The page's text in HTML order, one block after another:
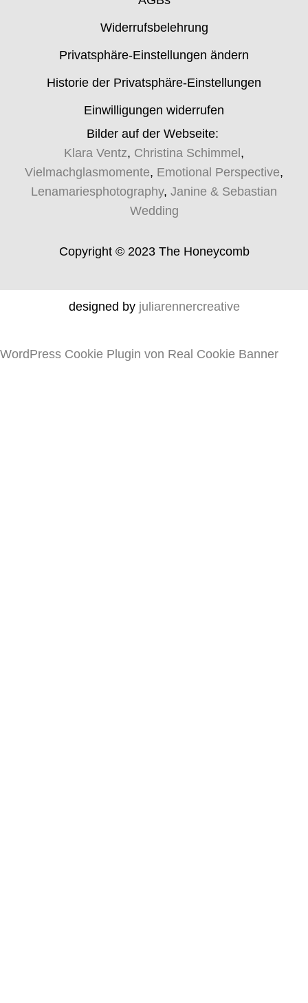
Widerrufsbelehrung
Privatsphäre-Einstellungen ändern
Historie der Privatsphäre-Einstellungen
Einwilligungen widerrufen
Bilder auf der Webseite:
Klara Ventz, Christina Schimmel,
Vielmachglasmomente, Emotional Perspective,
Lenamariesphotography, Janine & Sebastian
Wedding
Copyright © 2023 The Honeycomb
designed by juliarennercreative
WordPress Cookie Plugin von Real Cookie Banner